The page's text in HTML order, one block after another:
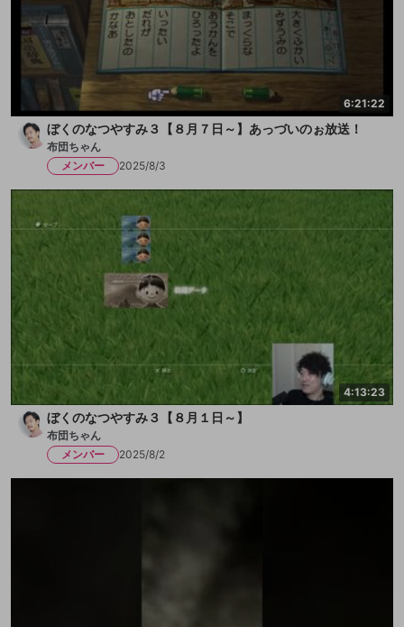
6:21:22
ぼくのなつやすみ３【８月７日～】あっづいのぉ放送！
布団ちゃん
メンバー
2025/8/3
4:13:23
ぼくのなつやすみ３【８月１日～】
布団ちゃん
メンバー
2025/8/2